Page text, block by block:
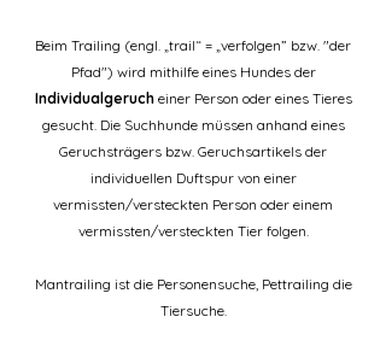
Beim Trailing (engl. „trail“ = „verfolgen” bzw. "der
Pfad") wird mithilfe eines Hundes der
Individualgerucheiner Person oder eines Tieres
gesucht. Die Suchhunde müssen anhand eines
Geruchsträgers bzw. Geruchsartikels der
individuellen Duftspur von einer
vermissten/versteckten Person oder einem
vermissten/versteckten Tier folgen.
Mantrailing ist die Personensuche, Pettrailing die
Tiersuche.